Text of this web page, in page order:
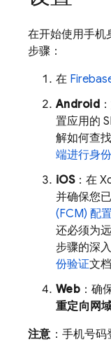
在开始使用手机
步骤：
在
Android
置应用的
解如何查
端进行身
iOS：在
并确保您已
(FCM) 配
还必须为
步骤的深
份验证文档
Web：确
重定向网
注意：手机号码